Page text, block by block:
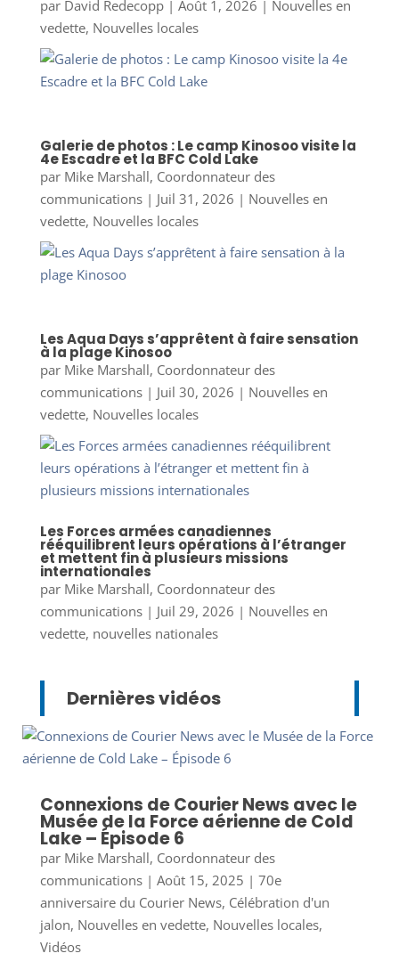
par David Redecopp| Août 1, 2026 | Nouvelles en
vedette, Nouvelles locales
Galerie de photos : Le camp Kinosoo visite la
4e Escadre et la BFC Cold Lake
par Mike Marshall, Coordonnateur des
communications| Juil 31, 2026 | Nouvelles en
vedette, Nouvelles locales
Les Aqua Days s’apprêtent à faire sensation
à la plage Kinosoo
par Mike Marshall, Coordonnateur des
communications| Juil 30, 2026 | Nouvelles en
vedette, Nouvelles locales
Les Forces armées canadiennes
rééquilibrent leurs opérations à l’étranger
et mettent fin à plusieurs missions
internationales
par Mike Marshall, Coordonnateur des
communications| Juil 29, 2026 | Nouvelles en
vedette, nouvelles nationales
Dernières vidéos
Connexions de Courier News avec le
Musée de la Force aérienne de Cold
Lake – Épisode 6
par Mike Marshall, Coordonnateur des
communications| Août 15, 2025 | 70e
anniversaire du Courier News, Célébration d'un
jalon, Nouvelles en vedette, Nouvelles locales,
Vidéos